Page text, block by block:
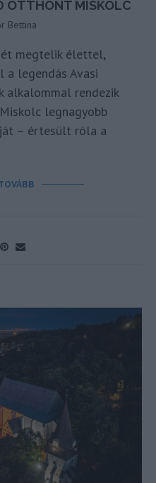
OTTHONT MISKOLC
Bettina
megtelik élettel,
a legendás Avasi
alkalommal rendezik
legnagyobb
– értesült róla a